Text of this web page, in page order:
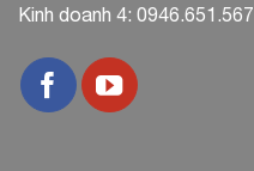
Kinh doanh 4: 0946.651.567